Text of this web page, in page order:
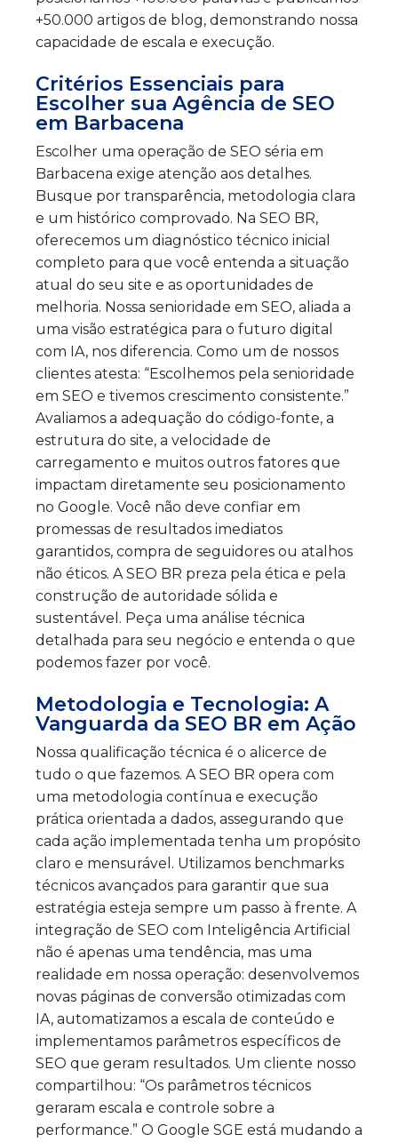
+50.000 artigos de blog, demonstrando nossa
capacidade de escala e execução.
Critérios Essenciais para
Escolher sua Agência de SEO
em Barbacena
Escolher uma operação de SEO séria em
Barbacena exige atenção aos detalhes.
Busque por transparência, metodologia clara
e um histórico comprovado. Na SEO BR,
oferecemos um diagnóstico técnico inicial
completo para que você entenda a situação
atual do seu site e as oportunidades de
melhoria. Nossa senioridade em SEO, aliada a
uma visão estratégica para o futuro digital
com IA, nos diferencia. Como um de nossos
clientes atesta: “Escolhemos pela senioridade
em SEO e tivemos crescimento consistente.”
Avaliamos a adequação do código-fonte, a
estrutura do site, a velocidade de
carregamento e muitos outros fatores que
impactam diretamente seu posicionamento
no Google. Você não deve confiar em
promessas de resultados imediatos
garantidos, compra de seguidores ou atalhos
não éticos. A SEO BR preza pela ética e pela
construção de autoridade sólida e
sustentável. Peça uma análise técnica
detalhada para seu negócio e entenda o que
podemos fazer por você.
Metodologia e Tecnologia: A
Vanguarda da SEO BR em Ação
Nossa qualificação técnica é o alicerce de
tudo o que fazemos. A SEO BR opera com
uma metodologia contínua e execução
prática orientada a dados, assegurando que
cada ação implementada tenha um propósito
claro e mensurável. Utilizamos benchmarks
técnicos avançados para garantir que sua
estratégia esteja sempre um passo à frente. A
integração de SEO com Inteligência Artificial
não é apenas uma tendência, mas uma
realidade em nossa operação: desenvolvemos
novas páginas de conversão otimizadas com
IA, automatizamos a escala de conteúdo e
implementamos parâmetros específicos de
SEO que geram resultados. Um cliente nosso
compartilhou: “Os parâmetros técnicos
geraram escala e controle sobre a
performance.” O Google SGE está mudando a